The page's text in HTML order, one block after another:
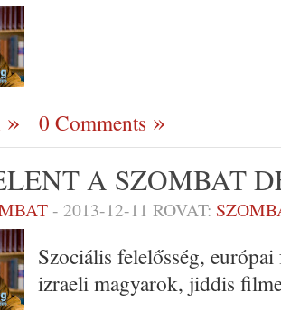
0 Comments
A SZOMBAT
- 2013-12-11 ROVAT:
Szociális felelősség,
izraeli magyarok, jiddis